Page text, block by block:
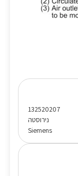
132520207
נירוסטה
Siemens